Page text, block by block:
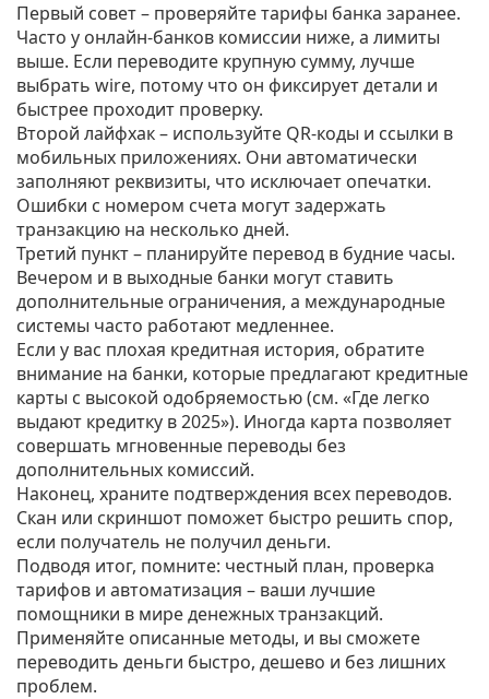
Первый совет – проверяйте тарифы банка заранее.
Часто у онлайн‑банков комиссии ниже, а лимиты
выше. Если переводите крупную сумму, лучше
выбрать wire, потому что он фиксирует детали и
быстрее проходит проверку.
Второй лайфхак – используйте QR‑коды и ссылки в
мобильных приложениях. Они автоматически
заполняют реквизиты, что исключает опечатки.
Ошибки с номером счета могут задержать
транзакцию на несколько дней.
Третий пункт – планируйте перевод в будние часы.
Вечером и в выходные банки могут ставить
дополнительные ограничения, а международные
системы часто работают медленнее.
Если у вас плохая кредитная история, обратите
внимание на банки, которые предлагают кредитные
карты с высокой одобряемостью (см. «Где легко
выдают кредитку в 2025»). Иногда карта позволяет
совершать мгновенные переводы без
дополнительных комиссий.
Наконец, храните подтверждения всех переводов.
Скан или скриншот поможет быстро решить спор,
если получатель не получил деньги.
Подводя итог, помните: честный план, проверка
тарифов и автоматизация – ваши лучшие
помощники в мире денежных транзакций.
Применяйте описанные методы, и вы сможете
переводить деньги быстро, дешево и без лишних
проблем.